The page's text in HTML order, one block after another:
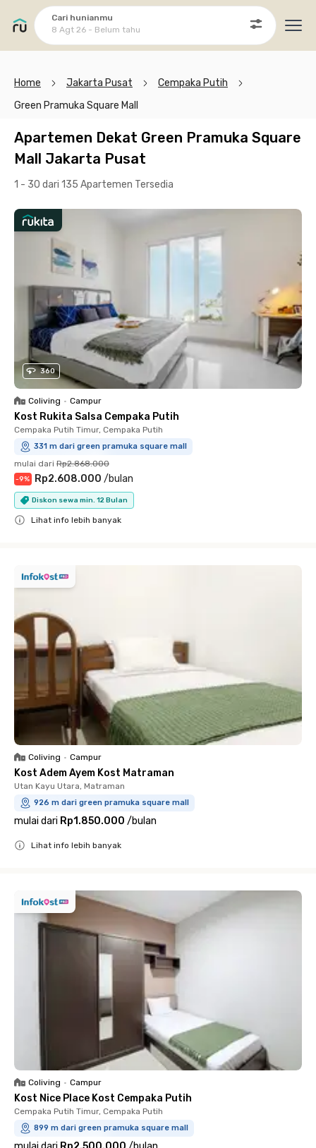
Cari hunianmu
8 Agt 26 - Belum tahu
Home Jakarta Pusat
Cempaka Putih
Green Pramuka Square Mall
Apartemen Dekat Green Pramuka Square
Mall Jakarta Pusat
1 - 30 dari 135 Apartemen Tersedia
360
Coliving • Campur
Kost Rukita Salsa Cempaka Putih
Cempaka Putih Timur, Cempaka Putih
331 m dari green pramuka square mall
mulai dari Rp2.868.000
-9% Rp2.608.000 /bulan
Diskon sewa min. 12 Bulan
Lihat info lebih banyak
Coliving • Campur
Kost Adem Ayem Kost Matraman
Utan Kayu Utara, Matraman
926 m dari green pramuka square mall
mulai dari Rp1.850.000 /bulan
Lihat info lebih banyak
Coliving • Campur
Kost Nice Place Kost Cempaka Putih
Cempaka Putih Timur, Cempaka Putih
899 m dari green pramuka square mall